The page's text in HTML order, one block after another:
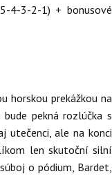
4-3-2-1) + bonusové
horskou prekážkou na
pekná rozlúčka s
utečenci, ale na konci
len skutoční silní
o pódium, Bardet,